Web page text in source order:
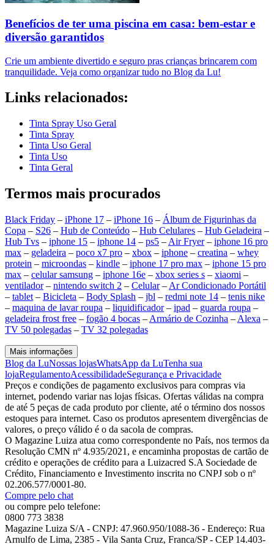
Benefícios de ter uma piscina em casa: bem-estar e
diversão garantidos
Crie um ambiente divertido e seguro pras crianças brincarem com
tranquilidade. Veja como organizar tudo no Blog da Lu!
Links relacionados:
Tinta Spray Uso Geral
Tinta Spray
Tinta Uso Geral
Tinta Uso
Tinta Geral
Termos mais procurados
Black Friday – iPhone 17 – iPhone 16 – Álbum de Figurinhas da
Copa – S26 – Hub de Conteúdo – Hub Celulares – Hub Geladeira –
Hub Tvs – iphone 15 – iphone 14 – ps5 – Air Fryer– iphone 16 pro
max – geladeira – poco x7 pro – xbox – iphone – creatina – whey
protein – microondas – kindle – iphone 17 pro max – iphone 15 pro
max – celular samsung – iphone 16e – xbox series s – xiaomi –
ventilador– nintendo switch 2 – Celular– Ar Condicionado Portátil
– tablet – Bicicleta – Body Splash – jbl – redmi note 14 – tenis nike
– maquina de lavar roupa – liquidificador– ipad – guarda roupa –
geladeira frost free – fogão 4 bocas – Armário de Cozinha – Alexa –
TV 50 polegadas – TV 32 polegadas
Mais informações
Blog da LuNossas lojasWhatsApp da LuTenha sua
lojaRegulamentoAcessibilidadeSegurança e Privacidade
Preços e condições de pagamento exclusivos para compras via
internet, podendo variar nas lojas físicas. Ofertas válidas na compra
de até 5 peças de cada produto por cliente, até o término dos nossos
estoques para internet. Caso os produtos apresentem divergências de
valores, o preço válido é o da sacola de compras.
O Magazine Luiza atua como correspondente no País, nos termos da
Resolução CMN nº 4.935/2021, e encaminha propostas de cartão de
crédito e operações de crédito para a Luizacred S.A Sociedade de
Crédito, Financiamento e Investimento inscrita no CNPJ sob o nº
02.206.577/0001-80.
Compre pelo chat
ou compre pelo telefone:
0800 773 3838
Magazine Luiza S/A - CNPJ: 47.960.950/1088-36 - Endereço: Rua
Arnulfo de Lima, 2385 - Vila Santa Cruz, Franca/SP - CEP 14.403-